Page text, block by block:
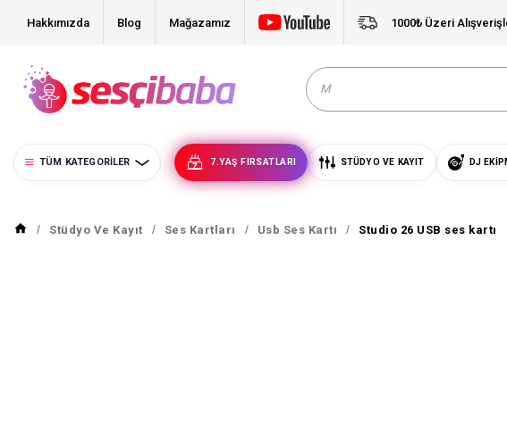
Hakkımızda Blog Mağazamız 1000₺ Üzeri
TÜM KATEGORILER 7.YAŞ FIRSATLARI STÜDYO VE KAYIT DJ
Stüdyo Ve Kayıt Ses Kartları Usb Ses Kartı Studio 26 USB ses kartı